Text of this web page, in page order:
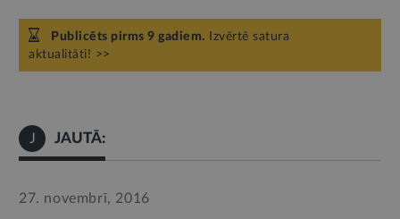
Publicēts pirms 9 gadiem. Izvērtē satura
aktualitāti! >>
J JAUTĀ:
27. novembrī, 2016